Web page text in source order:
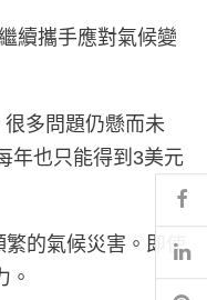
續攜手應對氣候變
多問題仍懸而未
年也只能得到3美元
繁的氣候災害。即使
。